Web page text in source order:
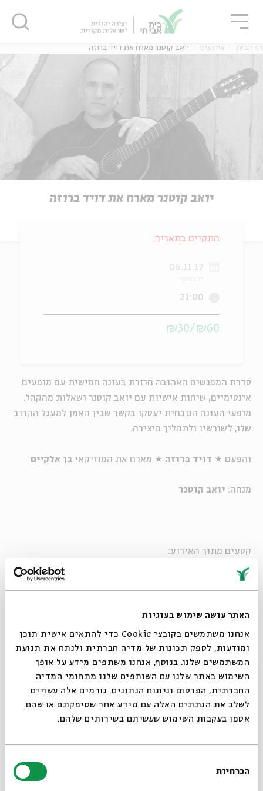
האתר עושה שימוש בעוגיות
אנחנו משתמשים בקובצי Cookie כדי להתאים אישית תוכן
ומודעות, לספק תכונות של מדיה חברתית ולנתח את תנועת
המשתמשים שלנו. בנוסף, אנחנו משתפים מידע על אופן
השימוש באתר שלנו עם השותפים שלנו מתחומי המדיה
החברתית, הפרסום וניתוח הנתונים. גורמים אלה עשויים
לשלב את הנתונים האלה עם מידע אחר שסיפקתם או שהם
אספו בעקבות השימוש שעשיתם בשירותים שלהם.
הסכמה
הכרחיות
דף הבית אירועים יואב קוטנר מארח את דויד ברוזה
יואב קוטנר מארח את דויד ברוזה
סדרת המפגשים האהובה חוזרת בעונה חמישית עם מופעים
אינטימיים, שיחות אישיות עם יואב קוטנר ושאלות מהקהל.
מופעי העונה הנוכחית יעסקו בקשר שבין האמן למעגל הקרוב
שלו, לשורשיו ולתהליך היצירה.
והפעם ★ דויד ברוזה ★ מארח את המוזיקאי בן אלקיים
מנחה: יואב קוטנר
קטעים מתוך האירוע:
דיויד ברוזה - ויהיה טוב
דיויד ברוזה - "תודה שאתה שר דיויד ברוזה"
יוטיוב
דיויד ברוזה - "אלבום נכשל"
יוטיוב
התקיים בתאריך:
06.11.17
21:00
₪60/₪30
סגור
סגור